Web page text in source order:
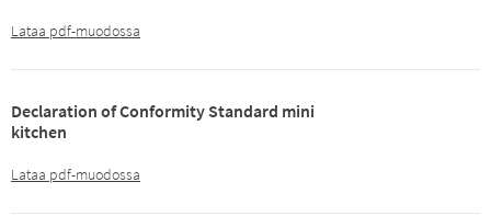
Lataa pdf-muodossa
Declaration of Conformity Standard mini
kitchen
Lataa pdf-muodossa